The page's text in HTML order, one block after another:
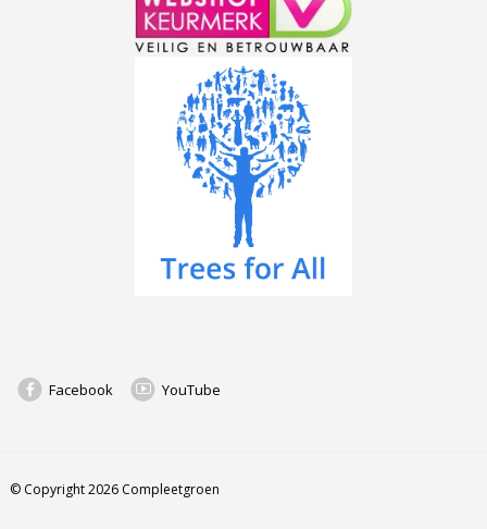
Facebook YouTube
© Copyright 2026 Compleetgroen